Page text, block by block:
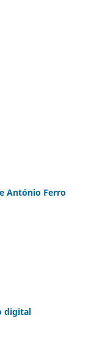
António Ferro
digital